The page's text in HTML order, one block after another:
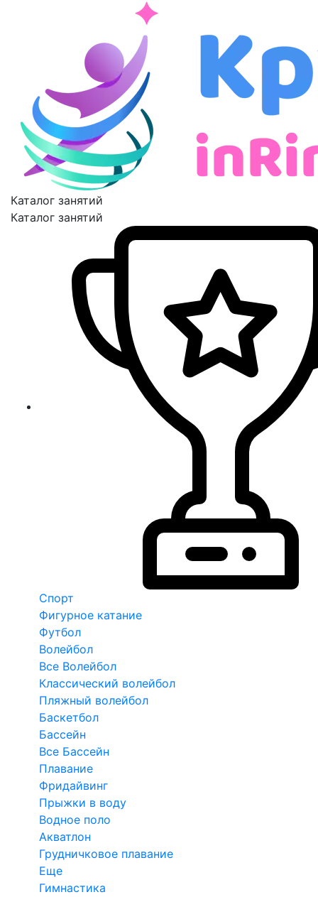
Каталог занятий
Каталог занятий
Спорт
Фигурное катание
Футбол
Волейбол
Все Волейбол
Классический волейбол
Пляжный волейбол
Баскетбол
Бассейн
Все Бассейн
Плавание
Фридайвинг
Прыжки в воду
Водное поло
Акватлон
Грудничковое плавание
Еще
Гимнастика